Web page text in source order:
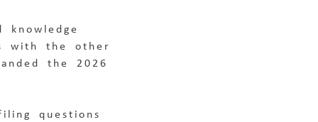
knowledge
with the other
the 2026
questions